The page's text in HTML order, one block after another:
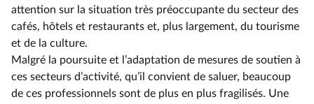
attention sur la situation très préoccupante du secteur des
cafés, hôtels et restaurants et, plus largement, du tourisme
et de la culture.
Malgré la poursuite et l’adaptation de mesures de soutien à
ces secteurs d’activité, qu’il convient de saluer, beaucoup
de ces professionnels sont de plus en plus fragilisés. Une